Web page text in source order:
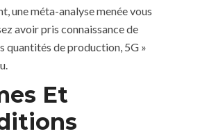
une méta-analyse menée vous
avoir pris connaissance de
quantités de production, 5G »
Et